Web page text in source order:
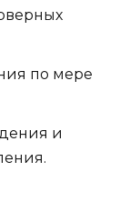
по мере
и